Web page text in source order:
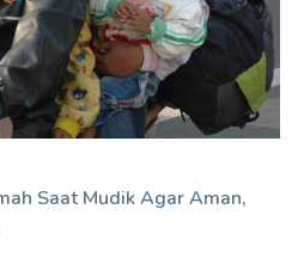
Saat Mudik Agar Aman,